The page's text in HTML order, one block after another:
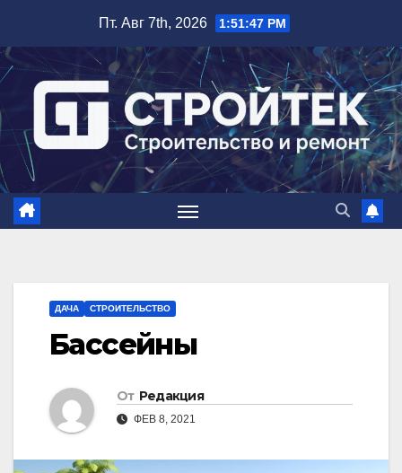
содержимому
Пт. Авг 7th, 2026 1:51:48 PM
ДАЧА СТРОИТЕЛЬСТВО
Бассейны
От Редакция
ФЕВ 8, 2021